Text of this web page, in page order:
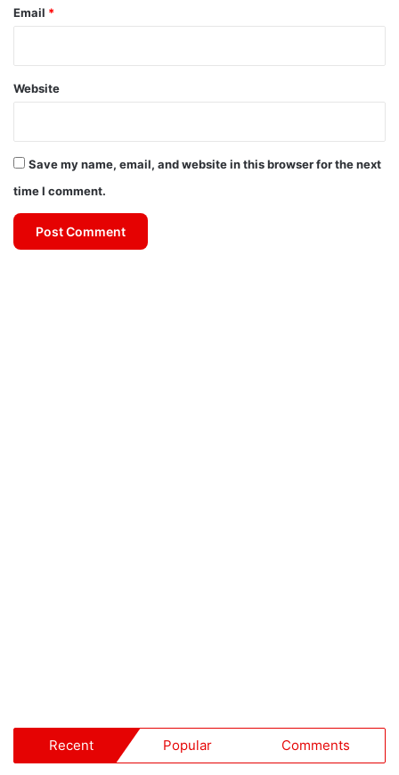
Email *
Website
Save my name, email, and website in this browser for the next
time I comment.
Recent Popular Comments